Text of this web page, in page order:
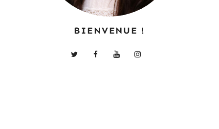
BIENVENUE !